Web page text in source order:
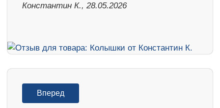
Константин К., 28.05.2026
Вперед